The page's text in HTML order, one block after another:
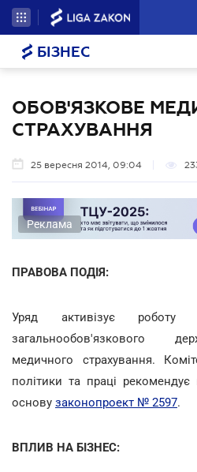
БІЗНЕС
ОБОВ'ЯЗКОВЕ
СТРАХУВАННЯ
25 вересня 2014, 09:04
Реклама
ПРАВОВА ПОДІЯ:
Уряд активізує роботу
загальнообов'язкового
медичного страхування.
політики та праці
основу законопроект № 2597.
ВПЛИВ НА БІЗНЕС: